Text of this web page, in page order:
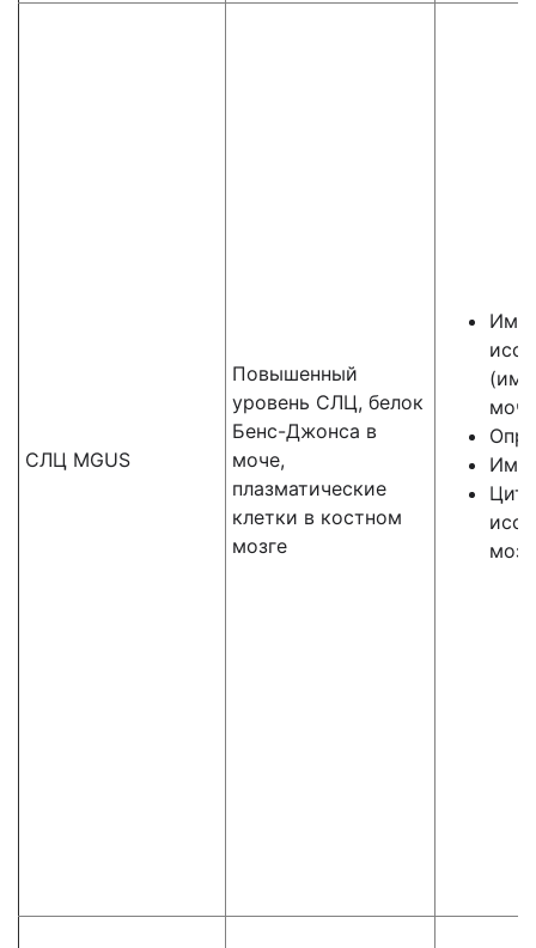
СЛЦ MGUS
Повышенный
уровень СЛЦ, белок
Бенс-Джонса в
моче,
плазматические
клетки в костном
мозге